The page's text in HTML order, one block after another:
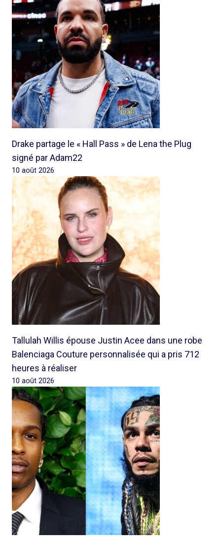
Drake partage le « Hall Pass » de Lena the Plug
signé par Adam22
10 août 2026
Tallulah Willis épouse Justin Acee dans une robe
Balenciaga Couture personnalisée qui a pris 712
heures à réaliser
10 août 2026